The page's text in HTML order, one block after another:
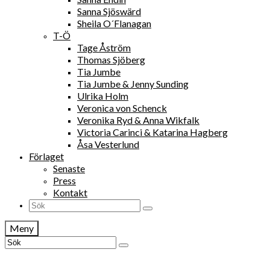
Sanna Sjöswärd
Sheila O´Flanagan
T-Ö
Tage Åström
Thomas Sjöberg
Tia Jumbe
Tia Jumbe & Jenny Sunding
Ulrika Holm
Veronica von Schenck
Veronika Ryd & Anna Wikfalk
Victoria Carinci & Katarina Hagberg
Åsa Vesterlund
Förlaget
Senaste
Press
Kontakt
Search
Meny
Search